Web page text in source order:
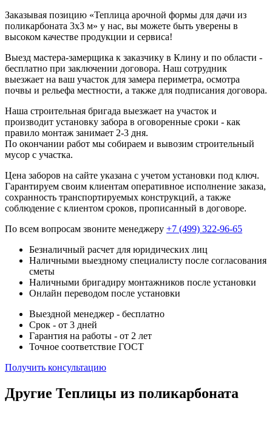
Заказывая позицию «Теплица арочной формы для дачи из
поликарбоната 3х3 м» у нас, вы можете быть уверены в
высоком качестве продукции и сервиса!
Выезд мастера-замерщика к заказчику в Клину и по области -
бесплатно при заключении договора. Наш сотрудник
выезжает на ваш участок для замера периметра, осмотра
почвы и рельефа местности, а также для подписания договора.
Наша строительная бригада выезжает на участок и
производит установку забора в оговоренные сроки - как
правило монтаж занимает 2-3 дня.
По окончании работ мы собираем и вывозим строительный
мусор с участка.
Цена заборов на сайте указана с учетом установки под ключ.
Гарантируем своим клиентам оперативное исполнение заказа,
сохранность транспортируемых конструкций, а также
соблюдение с клиентом сроков, прописанный в договоре.
По всем вопросам звоните менеджеру +7 (499) 322-96-65
Безналичный расчет для юридических лиц
Наличными выездному специалисту после согласования
сметы
Наличными бригадиру монтажников после установки
Онлайн переводом после установки
Выездной менеджер - бесплатно
Срок - от 3 дней
Гарантия на работы - от 2 лет
Точное соответствие ГОСТ
Получить консультацию
Другие Теплицы из поликарбоната